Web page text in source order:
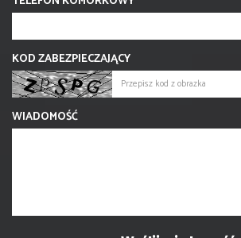
KOD ZABEZPIECZAJĄCY
WIADOMOŚĆ